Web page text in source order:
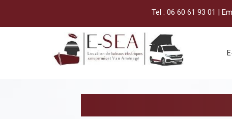
Tel :06 60 61 93 01 |